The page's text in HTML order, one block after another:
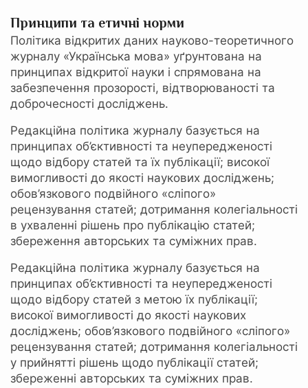
Принципи та етичні норми
Політика відкритих даних науково-теоретичного
журналу «Українська мова» уґрунтована на
принципах відкритої науки і спрямована на
забезпечення прозорості, відтворюваності та
доброчесності досліджень.
Редакційна політика журналу базується на
принципах об’єктивності та неупередженості
щодо відбору статей та їх публікації; високої
вимогливості до якості наукових досліджень;
обов’язкового подвійного «сліпого»
рецензування статей; дотримання колегіальності
в ухваленні рішень про публікацію статей;
збереження авторських та суміжних прав.
Редакційна політика журналу базується на
принципах об’єктивності та неупередженості
щодо відбору статей з метою їх публікації;
високої вимогливості до якості наукових
досліджень; обов’язкового подвійного «сліпого»
рецензування статей; дотримання колегіальності
у прийнятті рішень щодо публікації статей;
збереженні авторських та суміжних прав.